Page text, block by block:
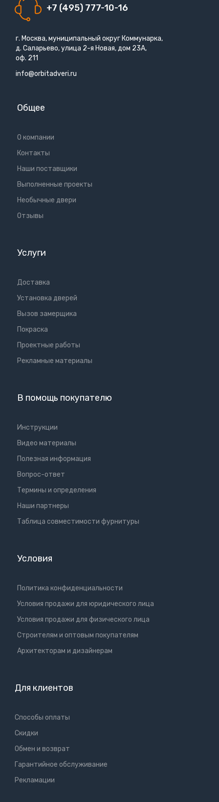
+7 (495) 777-10-16
г. Москва, муниципальный округ Коммунарка,
д. Саларьево, улица 2-я Новая, дом 23А,
оф. 211
info@orbitadveri.ru
Общее
О компании
Контакты
Наши поставщики
Выполненные проекты
Необычные двери
Отзывы
Услуги
Доставка
Установка дверей
Вызов замерщика
Покраска
Проектные работы
Рекламные материалы
В помощь покупателю
Инструкции
Видео материалы
Полезная информация
Вопрос-ответ
Термины и определения
Наши партнеры
Таблица совместимости фурнитуры
Условия
Политика конфиденциальности
Условия продажи для юридического лица
Условия продажи для физического лица
Cтроителям и оптовым покупателям
Aрхитекторам и дизайнерам
Для клиентов
Способы оплаты
Скидки
Обмен и возврат
Гарантийное обслуживание
Рекламации